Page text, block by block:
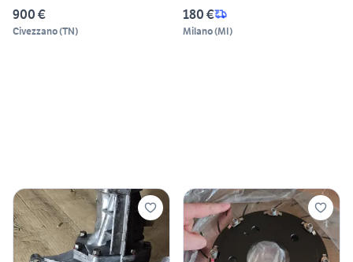
900 €
Civezzano(TN)
180 €
Milano(MI)